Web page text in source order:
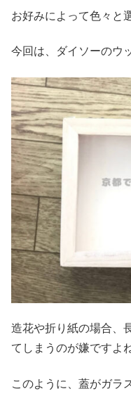
お好みによって色々と
今回は、ダイソーのウ
造花や折り紙の場合、
てしまうのが嫌ですよ
このように、蓋がガラ